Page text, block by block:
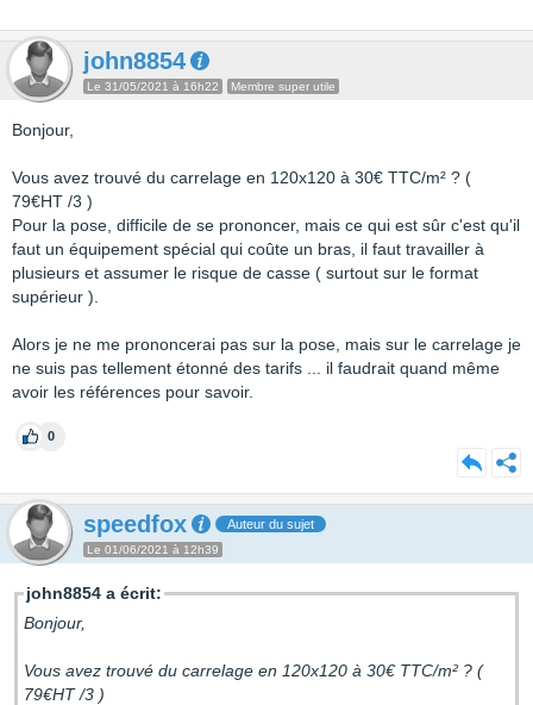
john8854
Le 31/05/2021 à 16h22 Membre super utile
Bonjour,
Vous avez trouvé du carrelage en 120x120 à 30€ TTC/m² ? (
79€HT /3 )
Pour la pose, difficile de se prononcer, mais ce qui est sûr c'est qu'il
faut un équipement spécial qui coûte un bras, il faut travailler à
plusieurs et assumer le risque de casse ( surtout sur le format
supérieur ).
Alors je ne me prononcerai pas sur la pose, mais sur le carrelage je
ne suis pas tellement étonné des tarifs ... il faudrait quand même
avoir les références pour savoir.
0
speedfox Auteur du sujet
Le 01/06/2021 à 12h39
john8854 a écrit:
Bonjour,
Vous avez trouvé du carrelage en 120x120 à 30€ TTC/m² ? (
79€HT /3 )